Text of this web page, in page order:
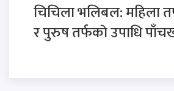
चिचिला भलिबल: महिला
र पुरुष तर्फकाे उपाधि